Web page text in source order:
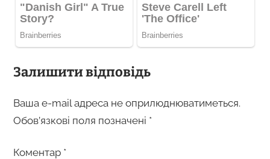
Залишити відповідь
Ваша e-mail адреса не оприлюднюватиметься.
Обов’язкові поля позначені *
Коментар *